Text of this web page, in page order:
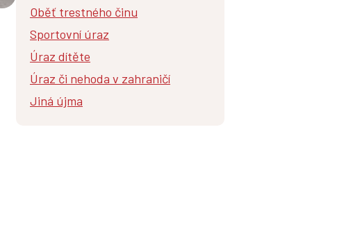
Oběť trestného činu
Sportovní úraz
Úraz dítěte
Úraz či nehoda v zahraničí
Jiná újma